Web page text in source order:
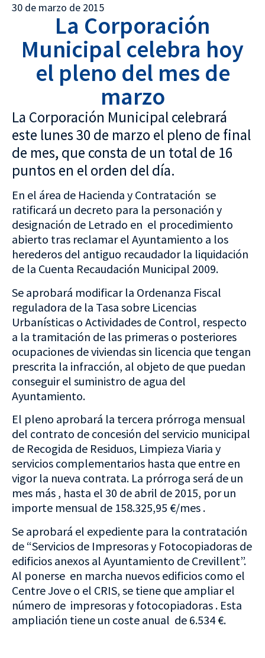
30 de marzo de 2015
La Corporación
Municipal celebra hoy
el pleno del mes de
marzo
La Corporación Municipal celebrará
este lunes 30 de marzo el pleno de final
de mes, que consta de un total de 16
puntos en el orden del día.
En el área de Hacienda y Contratación se
ratificará un decreto para la personación y
designación de Letrado en el procedimiento
abierto tras reclamar el Ayuntamiento a los
herederos del antiguo recaudador la liquidación
de la Cuenta Recaudación Municipal 2009.
Se aprobará modificar la Ordenanza Fiscal
reguladora de la Tasa sobre Licencias
Urbanísticas o Actividades de Control, respecto
a la tramitación de las primeras o posteriores
ocupaciones de viviendas sin licencia que tengan
prescrita la infracción, al objeto de que puedan
conseguir el suministro de agua del
Ayuntamiento.
El pleno aprobará la tercera prórroga mensual
del contrato de concesión del servicio municipal
de Recogida de Residuos, Limpieza Viaria y
servicios complementarios hasta que entre en
vigor la nueva contrata. La prórroga será de un
mes más , hasta el 30 de abril de 2015, por un
importe mensual de 158.325,95 €/mes .
Se aprobará el expediente para la contratación
de “Servicios de Impresoras y Fotocopiadoras de
edificios anexos al Ayuntamiento de Crevillent”.
Al ponerse en marcha nuevos edificios como el
Centre Jove o el CRIS, se tiene que ampliar el
número de impresoras y fotocopiadoras . Esta
ampliación tiene un coste anual de 6.534 €.